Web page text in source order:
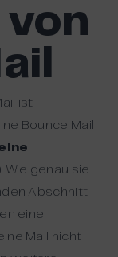
ist
Bounce Mail
Wie genau sie
Abschnitt
eine
Mail nicht